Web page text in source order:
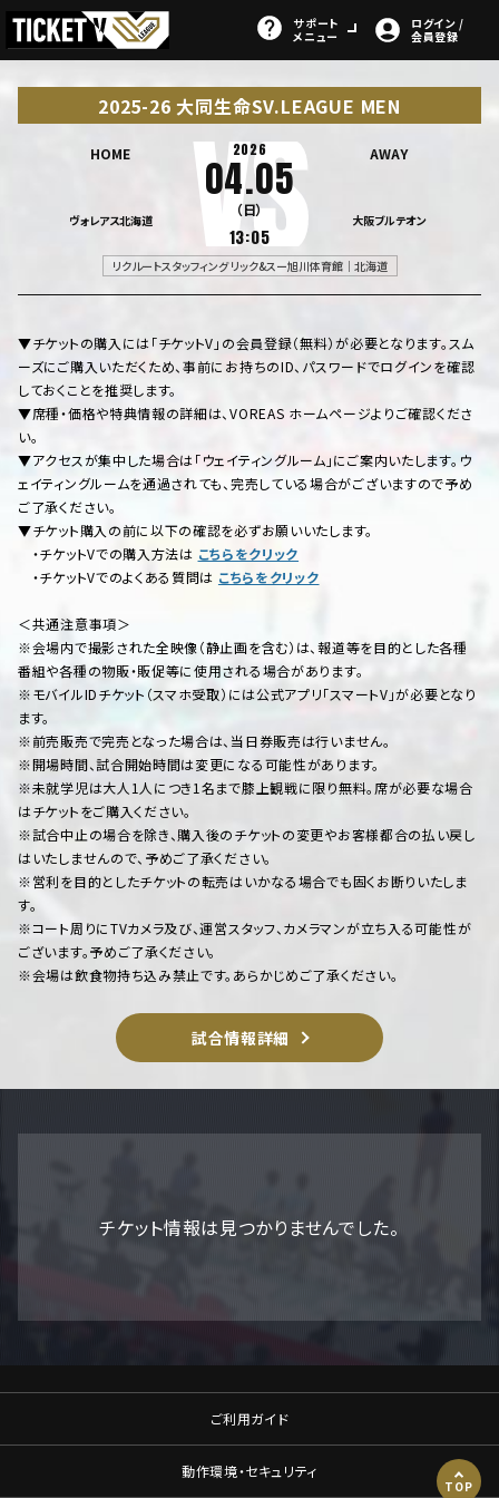
サポート
メニュー
ログイン /
会員登録
2025-26 大同生命SV.LEAGUE MEN
HOME
ヴォレアス北海道
2026
04.05
（日）
13:05
AWAY
大阪ブルテオン
リクルートスタッフィング リック&スー旭川体育館｜北海道
▼チケットの購入には「チケットV」の会員登録（無料）が必要となります。スム
ーズにご購入いただくため、事前にお持ちのID、パスワードでログインを確認
しておくことを推奨します。
▼席種・価格や特典情報の詳細は、VOREAS ホームページよりご確認くださ
い。
▼アクセスが集中した場合は「ウェイティングルーム」にご案内いたします。ウ
ェイティングルームを通過されても、完売している場合がございますので予め
ご了承ください。
▼チケット購入の前に以下の確認を必ずお願いいたします。
・チケットVでの購入方法は こちらをクリック
・チケットVでのよくある質問は こちらをクリック
＜共通注意事項＞
※会場内で撮影された全映像（静止画を含む）は、報道等を目的とした各種
番組や各種の物販・販促等に使用される場合があります。
※モバイルIDチケット（スマホ受取）には公式アプリ「スマートV」が必要となり
ます。
※前売販売で完売となった場合は、当日券販売は行いません。
※開場時間、試合開始時間は変更になる可能性があります。
※未就学児は大人1人につき1名まで膝上観戦に限り無料。席が必要な場合
はチケットをご購入ください。
※試合中止の場合を除き、購入後のチケットの変更やお客様都合の払い戻し
はいたしませんので、予めご了承ください。
※営利を目的としたチケットの転売はいかなる場合でも固くお断りいたしま
す。
※コート周りにTVカメラ及び、運営スタッフ、カメラマンが立ち入る可能性が
ございます。予めご了承ください。
※会場は飲食物持ち込み禁止です。あらかじめご了承ください。
試合情報詳細
チケット情報は見つかりませんでした。
ご利用ガイド
動作環境・セキュリティ
TOP